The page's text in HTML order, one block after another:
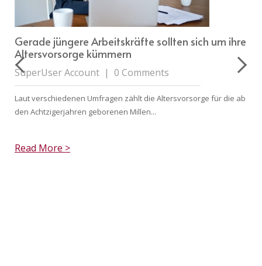
Gerade jüngere Arbeitskräfte sollten sich um ihre
Altersvorsorge kümmern
SuperUser Account | 0 Comments
Laut verschiedenen Umfragen zählt die Altersvorsorge für die ab
den Achtzigerjahren geborenen Millen...
Read More >